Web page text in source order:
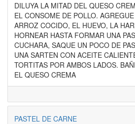
DILUYA LA MITAD DEL QUESO
EL CONSOME DE POLLO.
ARROZ COCIDO, EL HUEVO, LA
HORNEAR HASTA FORMAR UNA
CUCHARA, SAQUE UN POCO DE
UNA SARTEN CON ACEITE
TORTITAS POR AMBOS LADOS.
EL QUESO CREMA
PASTEL DE CARNE